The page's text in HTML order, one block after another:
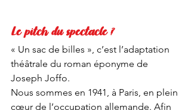
Le pitch du spectacle ?
« Un sac de billes », c’est l’adaptation
théâtrale du roman éponyme de
Joseph Joffo.
Nous sommes en 1941, à Paris, en plein
cœur de l’occupation allemande. Afin